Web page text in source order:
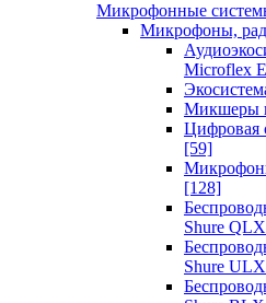
Микрофонные
Микрофоны,
Microflex
Микшеры
Цифровая
[59]
[128]
Shure
Shure